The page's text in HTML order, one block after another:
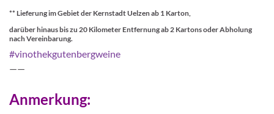
** Lieferung im Gebiet der Kernstadt Uelzen ab 1 Karton,
darüber hinaus bis zu 20 Kilometer Entfernung ab 2 Kartons oder Abholung
nach Vereinbarung.
#vinothekgutenbergweine
——
Anmerkung: